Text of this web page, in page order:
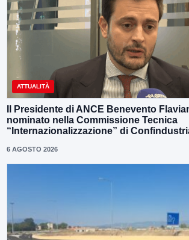
ATTUALITÀ
Il Presidente di ANCE Benevento
nominato nella Commissione Tecnica
“Internazionalizzazione” di
6 AGOSTO 2026